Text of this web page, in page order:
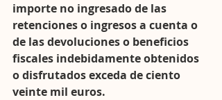
importe no ingresado de las
retenciones o ingresos a cuenta o
de las devoluciones o beneficios
fiscales indebidamente obtenidos
o disfrutados exceda de ciento
veinte mil euros.